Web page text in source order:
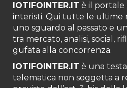
IOTIFOINTER.IT è il portale
interisti. Qui tutte le ultime
uno sguardo al passato e
tra mercato, analisi, social,
gufata alla concorrenza.
IOTIFOINTER.IT è una
telematica non soggetta a